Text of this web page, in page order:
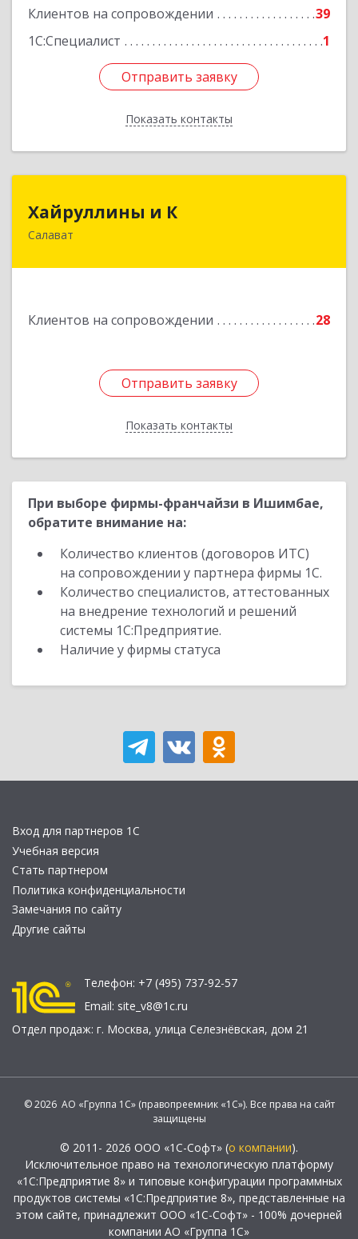
Клиентов на сопровождении
39
1С:Специалист
1
Отправить заявку
Показать контакты
Подробнее
Отправить заявку
Назад
Хайруллины и К
Салават
Клиентов на сопровождении 28
Отправить заявку
Показать контакты
Отправить заявку
Назад
При выборе фирмы-франчайзи в Ишимбае,
обратите внимание на:
Количество клиентов (договоров ИТС)
на сопровождении у партнера фирмы 1С.
Количество специалистов, аттестованных
на внедрение технологий и решений
системы 1С:Предприятие.
Наличие у фирмы статуса
Вход для партнеров 1С
Учебная версия
Стать партнером
Политика конфиденциальности
Замечания по сайту
Другие сайты
Телефон: +7 (495) 737-92-57
Email: site_v8@1c.ru
Отдел продаж: г. Москва, улица Селезнёвская, дом 21
© 2026 АО «Группа 1С» (правопреемник «1С»). Все права на сайт
защищены
© 2011- 2026 ООО «1С-Софт» (о компании).
Исключительное право на технологическую платформу
«1С:Предприятие 8» и типовые конфигурации программных
продуктов системы «1С:Предприятие 8», представленные на
этом сайте, принадлежит ООО «1С-Софт» - 100% дочерней
компании АО «Группа 1С»